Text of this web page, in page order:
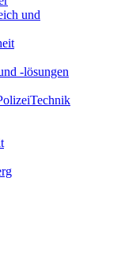
und
-lösungen